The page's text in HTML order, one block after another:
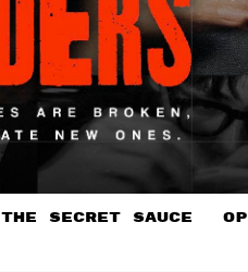
THE SECRET SAUCE​